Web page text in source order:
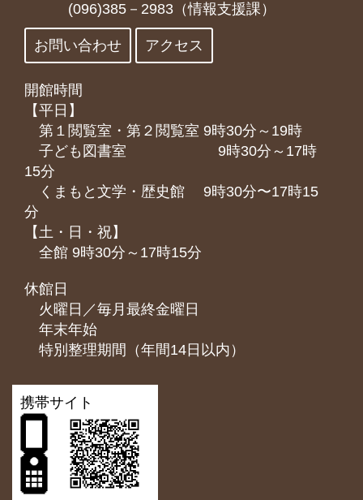
(096)385－2983（情報支援課）
お問い合わせ アクセス
開館時間
【平日】
第１閲覧室・第２閲覧室 9時30分～19時
子ども図書室 9時30分～17時
15分
くまもと⽂学・歴史館 9時30分〜17時15
分
【土・日・祝】
全館 9時30分～17時15分
休館日
火曜日／毎月最終金曜日
年末年始
特別整理期間（年間14日以内）
携帯サイト